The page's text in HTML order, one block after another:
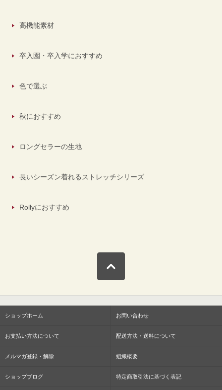
高機能素材
卒入園・卒入学におすすめ
色で選ぶ
秋におすすめ
ロングセラーの生地
長いシーズン着れるストレッチシリーズ
Rollyにおすすめ
ショップホーム お問い合わせ
お支払い方法について 配送方法・送料について
メルマガ登録・解除 組織概要
ショップブログ 特定商取引法に基づく表記